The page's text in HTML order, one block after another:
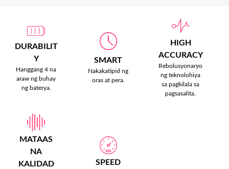
DURABILIT
Y
Hanggang 4 na
araw ng buhay
ng baterya.
SMART
Nakakatipid ng
oras at pera.
HIGH
ACCURACY
Rebolusyonaryo
ng teknolohiya
sa pagkilala sa
pagsasalita.
MATAAS
NA
KALIDAD
SPEED